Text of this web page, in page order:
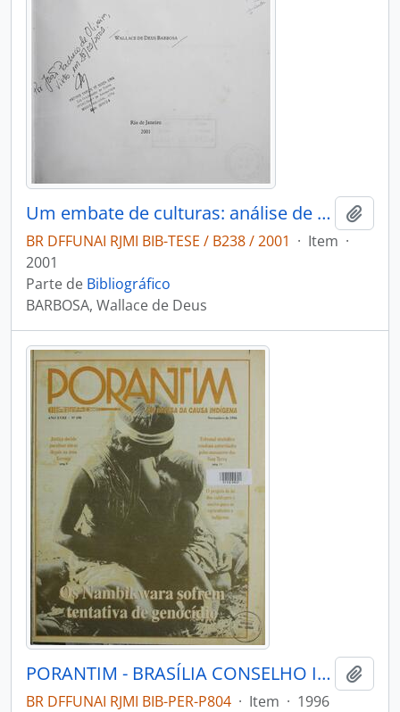
Um embate de culturas: análise de processos políticos e estratégias sócio-culturais na construção das identidades Kambiwá e Pipipã
BR DFFUNAI RJMI BIB-TESE / B238 / 2001 · Item ·
2001
Parte de Bibliográfico
BARBOSA, Wallace de Deus
PORANTIM - BRASÍLIA CONSELHO INDIGENISTA MISSIONÁRIO - 1996 - Nº190
BR DFFUNAI RJMI BIB-PER-P804 · Item · 1996